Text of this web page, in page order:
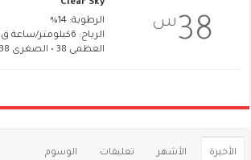
38 س
Clear Sky
الرطوبة: 14%
الرياح: 6كيلومتر/ساعة ق.ش.ق‎
العظمى 38 • الصغرى 38
الأخيرة الأشهر تعليقات الوسوم